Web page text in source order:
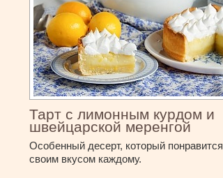
Тарт с лимонным курдом и
швейцарской меренгой
Особенный десерт, который понравится
своим вкусом каждому.